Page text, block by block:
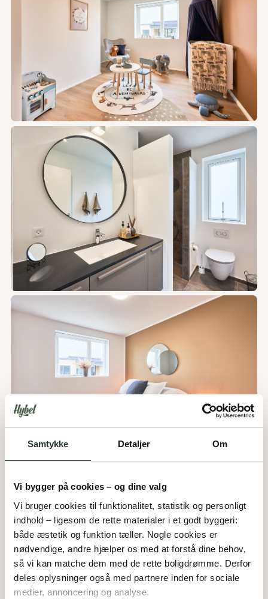
Samtykke Detaljer Om
Vi bygger på cookies – og dine valg
Vi bruger cookies til funktionalitet, statistik og personligt
indhold – ligesom de rette materialer i et godt byggeri:
både æstetik og funktion tæller. Nogle cookies er
nødvendige, andre hjælper os med at forstå dine behov,
så vi kan matche dem med de rette boligdrømme. Derfor
deles oplysninger også med partnere inden for sociale
medier, annoncering og analyse.